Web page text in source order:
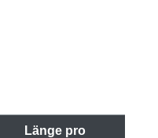
Länge pro